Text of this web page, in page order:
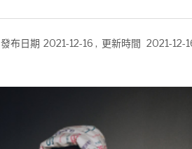
發布日期 2021-12-16 , 更新時間 2021-12-